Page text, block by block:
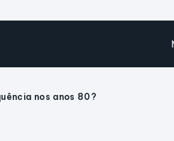
nos anos 80?